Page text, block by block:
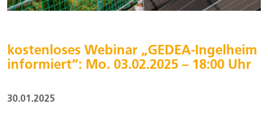
kostenloses Webinar „GEDEA-Ingelheim
informiert“: Mo. 03.02.2025 – 18:00 Uhr
30.01.2025